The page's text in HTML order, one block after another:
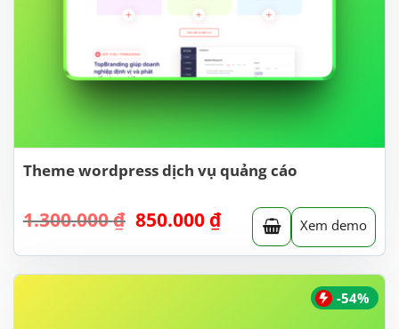
Theme wordpress dịch vụ quảng cáo
1.300.000₫ Giá
là:
1.300.000 ₫.
850.000 ₫Giá
hiện
tại
là:
Xem demo
-54%